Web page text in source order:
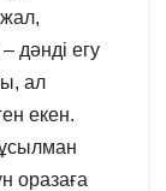
дәнді егу
ал
екен.
оразаға